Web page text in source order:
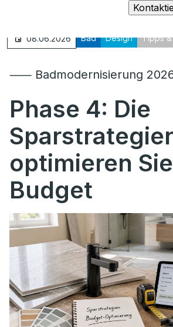
08.06.2026 Bad Design Tipps
⸺ Badmodernisierung
Phase 4: Die
optimieren
Budget